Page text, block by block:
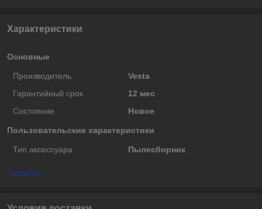
Характеристики
Основные
Производитель
Vesta
Гарантийный срок
12 мес
Состояние
Новое
Пользовательские характеристики
Тип аксессуара Пылесборник
Скрыть